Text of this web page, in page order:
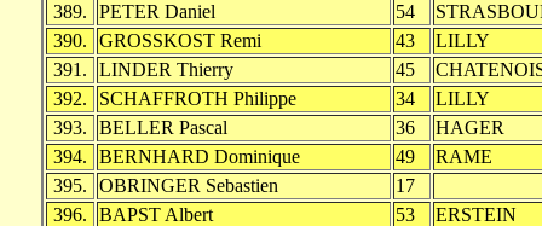
389.
PETER Daniel 54
390.
GROSSKOST Remi 43
LILLY
391.
LINDER Thierry 45
392.
SCHAFFROTH Philippe 34
LILLY
393.
BELLER Pascal 36
HAGER
394.
BERNHARD Dominique 49
RAME
395.
OBRINGER Sebastien
17
396.
BAPST Albert 53
ERSTEIN